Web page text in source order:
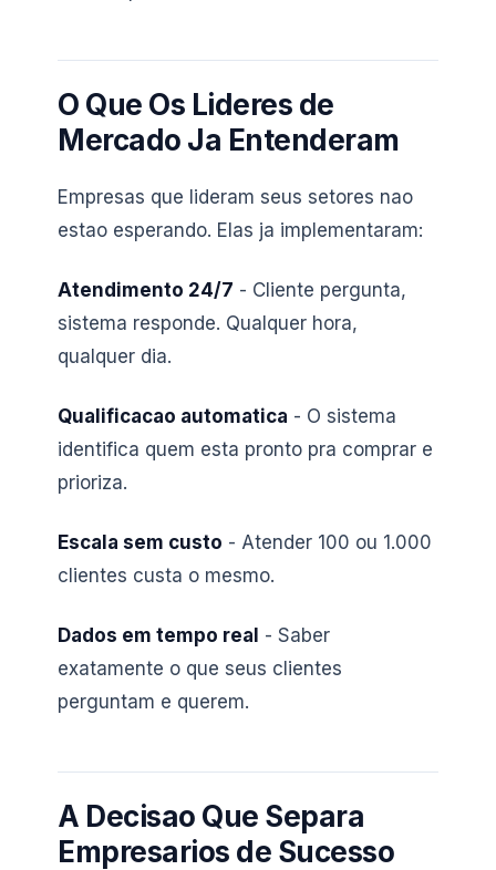
O Que Os Lideres de
Mercado Ja Entenderam
Empresas que lideram seus setores nao
estao esperando. Elas ja implementaram:
Atendimento 24/7 - Cliente pergunta,
sistema responde. Qualquer hora,
qualquer dia.
Qualificacao automatica - O sistema
identifica quem esta pronto pra comprar e
prioriza.
Escala sem custo - Atender 100 ou 1.000
clientes custa o mesmo.
Dados em tempo real - Saber
exatamente o que seus clientes
perguntam e querem.
A Decisao Que Separa
Empresarios de Sucesso